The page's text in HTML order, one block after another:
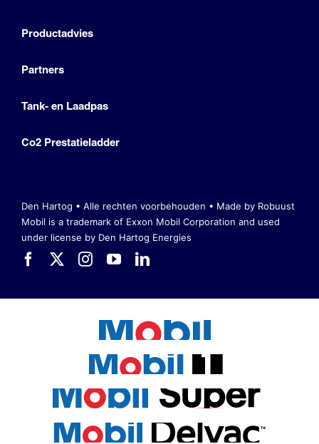
Productadvies
Partners
Tank- en Laadpas
Co2 Prestatieladder
Den Hartog • Alle rechten voorbehouden • Made by Robuust
Mobil is a trademark of Exxon Mobil Corporation and used
under license by Den Hartog Energies